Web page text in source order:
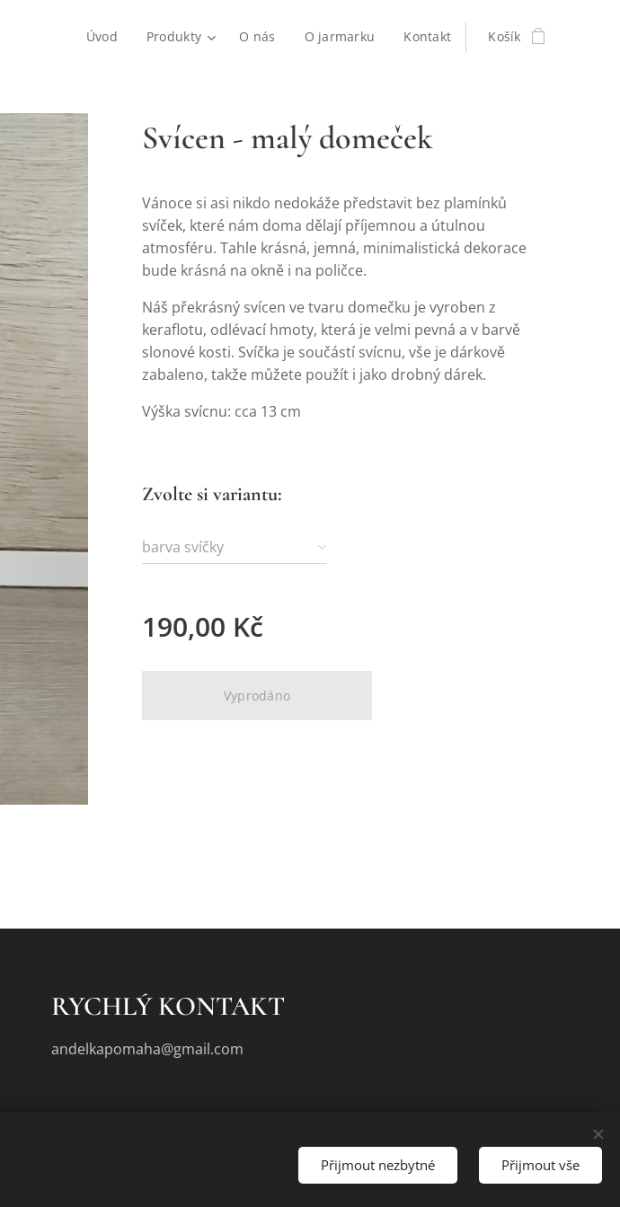
Úvod Produkty O nás O jarmarku Kontakt Košík
Svícen - malý domeček
Vánoce si asi nikdo nedokáže představit bez plamínků
svíček, které nám doma dělají příjemnou a útulnou
atmosféru. Tahle krásná, jemná, minimalistická dekorace
bude krásná na okně i na poličce.
Náš překrásný svícen ve tvaru domečku je vyroben z
keraflotu, odlévací hmoty, která je velmi pevná a v barvě
slonové kosti. Svíčka je součástí svícnu, vše je dárkově
zabaleno, takže můžete použít i jako drobný dárek.
Výška svícnu: cca 13 cm
Zvolte si variantu:
barva svíčky
190,00 Kč
Vyprodáno
RYCHLÝ KONTAKT
andelkapomaha@gmail.com
Přijmout nezbytné Přijmout vše